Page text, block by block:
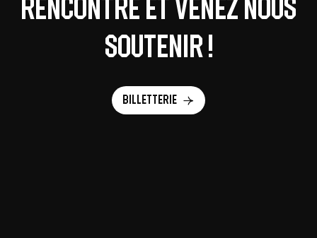
rencontre et venez nous
soutenir !
Billetterie